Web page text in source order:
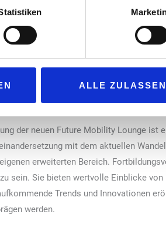
ALLE ZULASSEN
unserer Branchen. Da bereits über
an hochmodernen Geräten zu sehen
Carwash-Bereichs neugestalten.
Mobilitätstrends, den Aufstieg von
der neuen Future Mobility Lounge ist
mit dem aktuellen
erweiterten Bereich.
sein. Sie bieten wertvolle Einblicke
Trends und Innovationen
werden.